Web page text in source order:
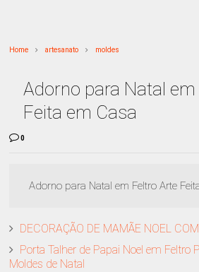
Home artesanato moldes
Adorno para Natal
Feita em Casa
0
Adorno para Natal em Feltro Arte
DECORAÇÃO DE MAMÃE NOEL
Porta Talher de Papai Noel em Feltro
Moldes de Natal